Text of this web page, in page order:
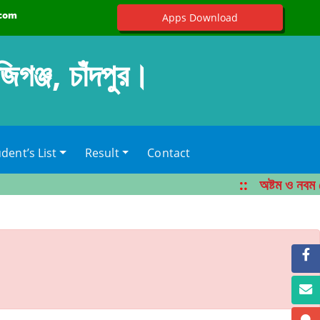
Apps Download
চাঁদপুর।
List Result Contact
:: অষ্টম ও নবম